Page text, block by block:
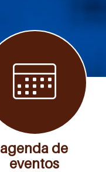
agenda de
eventos